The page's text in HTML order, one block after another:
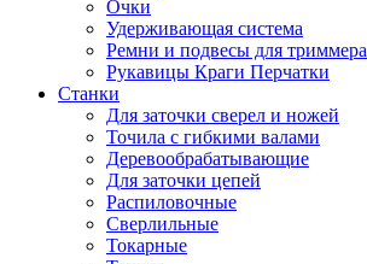
Очки
Удерживающая система
Ремни и подвесы для триммера
Рукавицы Краги Перчатки
Станки
Для заточки сверел и ножей
Точила с гибкими валами
Деревообрабатывающие
Для заточки цепей
Распиловочные
Сверлильные
Токарные